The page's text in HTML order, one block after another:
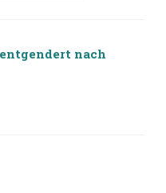
entgendert nach